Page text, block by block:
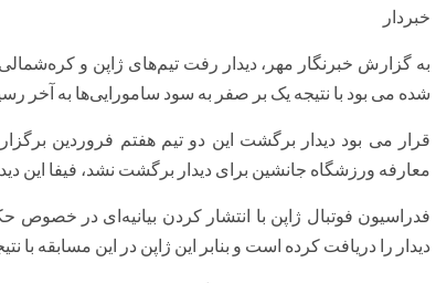
خبردار
به گزارش خبرنگار مهر، دیدار رفت تیم‌های ژاپن و
شده می بود با نتیجه یک بر صفر به سود سامورایی‌ها به آخر
قرار می بود دیدار برگشت این دو تیم هفتم فروردین
معارفه ورزشگاه جانشین برای دیدار برگشت نشد، فیفا این
دیدار را دریافت کرده است و بنابر این ژاپن در این مسابقه با نتیجه ۳ بر صفر پیروز شده